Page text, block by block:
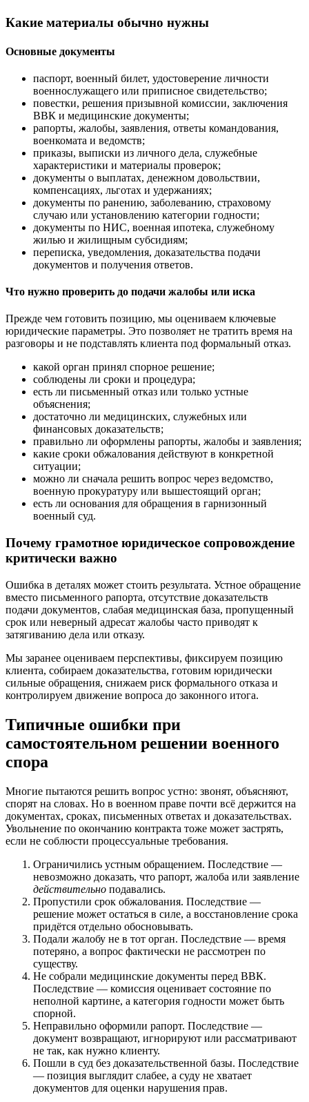
Какие материалы обычно нужны
Основные документы
паспорт, военный билет, удостоверение личности
военнослужащего или приписное свидетельство;
повестки, решения призывной комиссии, заключения
ВВК и медицинские документы;
рапорты, жалобы, заявления, ответы командования,
военкомата и ведомств;
приказы, выписки из личного дела, служебные
характеристики и материалы проверок;
документы о выплатах, денежном довольствии,
компенсациях, льготах и удержаниях;
документы по ранению, заболеванию, страховому
случаю или установлению категории годности;
документы по НИС, военная ипотека, служебному
жилью и жилищным субсидиям;
переписка, уведомления, доказательства подачи
документов и получения ответов.
Что нужно проверить до подачи жалобы или иска
Прежде чем готовить позицию, мы оцениваем ключевые
юридические параметры. Это позволяет не тратить время на
разговоры и не подставлять клиента под формальный отказ.
какой орган принял спорное решение;
соблюдены ли сроки и процедура;
есть ли письменный отказ или только устные
объяснения;
достаточно ли медицинских, служебных или
финансовых доказательств;
правильно ли оформлены рапорты, жалобы и заявления;
какие сроки обжалования действуют в конкретной
ситуации;
можно ли сначала решить вопрос через ведомство,
военную прокуратуру или вышестоящий орган;
есть ли основания для обращения в гарнизонный
военный суд.
Почему грамотное юридическое сопровождение
критически важно
Ошибка в деталях может стоить результата. Устное обращение
вместо письменного рапорта, отсутствие доказательств
подачи документов, слабая медицинская база, пропущенный
срок или неверный адресат жалобы часто приводят к
затягиванию дела или отказу.
Мы заранее оцениваем перспективы, фиксируем позицию
клиента, собираем доказательства, готовим юридически
сильные обращения, снижаем риск формального отказа и
контролируем движение вопроса до законного итога.
Типичные ошибки при
самостоятельном решении военного
спора
Многие пытаются решить вопрос устно: звонят, объясняют,
спорят на словах. Но в военном праве почти всё держится на
документах, сроках, письменных ответах и доказательствах.
Увольнение по окончанию контракта тоже может застрять,
если не соблюсти процессуальные требования.
Ограничились устным обращением. Последствие —
невозможно доказать, что рапорт, жалоба или заявление
действительно подавались.
Пропустили срок обжалования. Последствие —
решение может остаться в силе, а восстановление срока
придётся отдельно обосновывать.
Подали жалобу не в тот орган. Последствие — время
потеряно, а вопрос фактически не рассмотрен по
существу.
Не собрали медицинские документы перед ВВК.
Последствие — комиссия оценивает состояние по
неполной картине, а категория годности может быть
спорной.
Неправильно оформили рапорт. Последствие —
документ возвращают, игнорируют или рассматривают
не так, как нужно клиенту.
Пошли в суд без доказательственной базы. Последствие
— позиция выглядит слабее, а суду не хватает
документов для оценки нарушения прав.